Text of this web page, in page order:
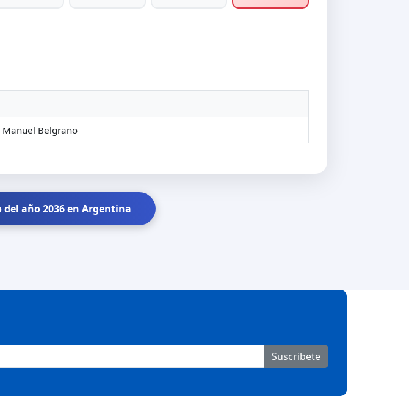
Manuel Belgrano
año 2036 en Argentina
Suscribete